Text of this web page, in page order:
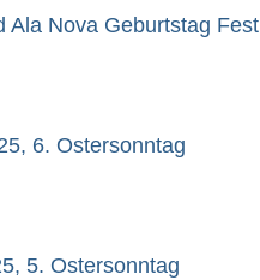
Ala Nova Geburtstag Fest
6. Ostersonntag
5. Ostersonntag